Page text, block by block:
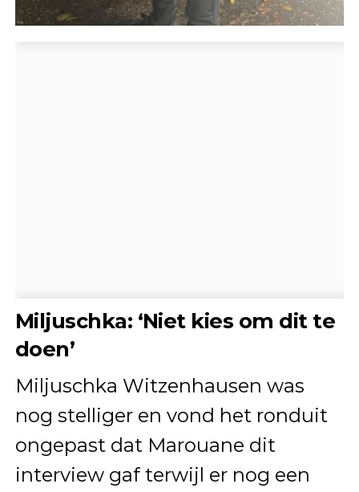
Miljuschka: ‘Niet kies om dit te
doen’
Miljuschka Witzenhausen was
nog stelliger en vond het ronduit
ongepast dat Marouane dit
interview gaf terwijl er nog een